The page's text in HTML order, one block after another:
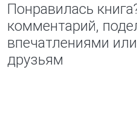
Понравилась
комментарий,
впечатлениями
друзьям